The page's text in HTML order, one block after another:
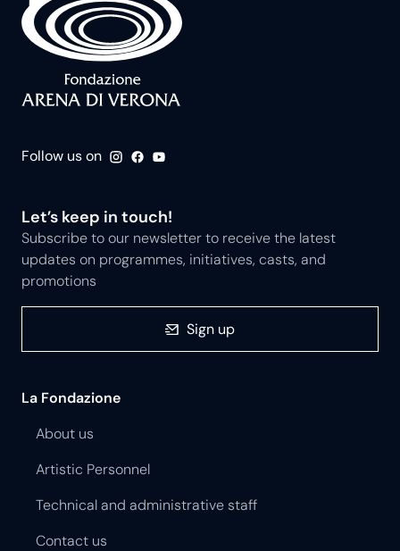
Follow us on
Let’s keep in touch!
Subscribe to our newsletter to receive the latest
updates on programmes, initiatives, casts, and
promotions
Sign up
La Fondazione
About us
Artistic Personnel
Technical and administrative staff
Contact us